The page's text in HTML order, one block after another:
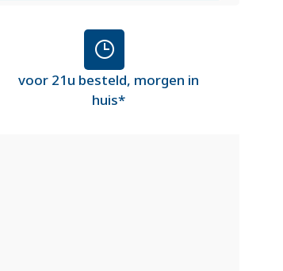
voor 21u besteld, morgen in
huis*